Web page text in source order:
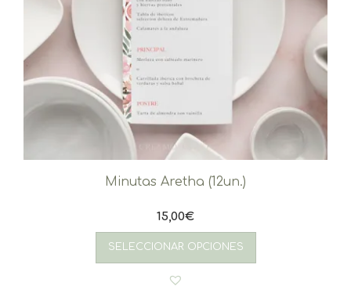
Minutas Aretha (12un.)
15,00€
SELECCIONAR OPCIONES